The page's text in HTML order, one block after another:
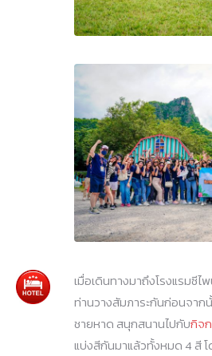
เมื่อเดินทางมาถึงโรงแรมซีไ
ท่านวางสัมภาระกันก่อนจาก
ชายหาด สนุกสนานไปกับกิจ
แบ่งสีกันมาแล้วทั้งหมด 4 สี โ